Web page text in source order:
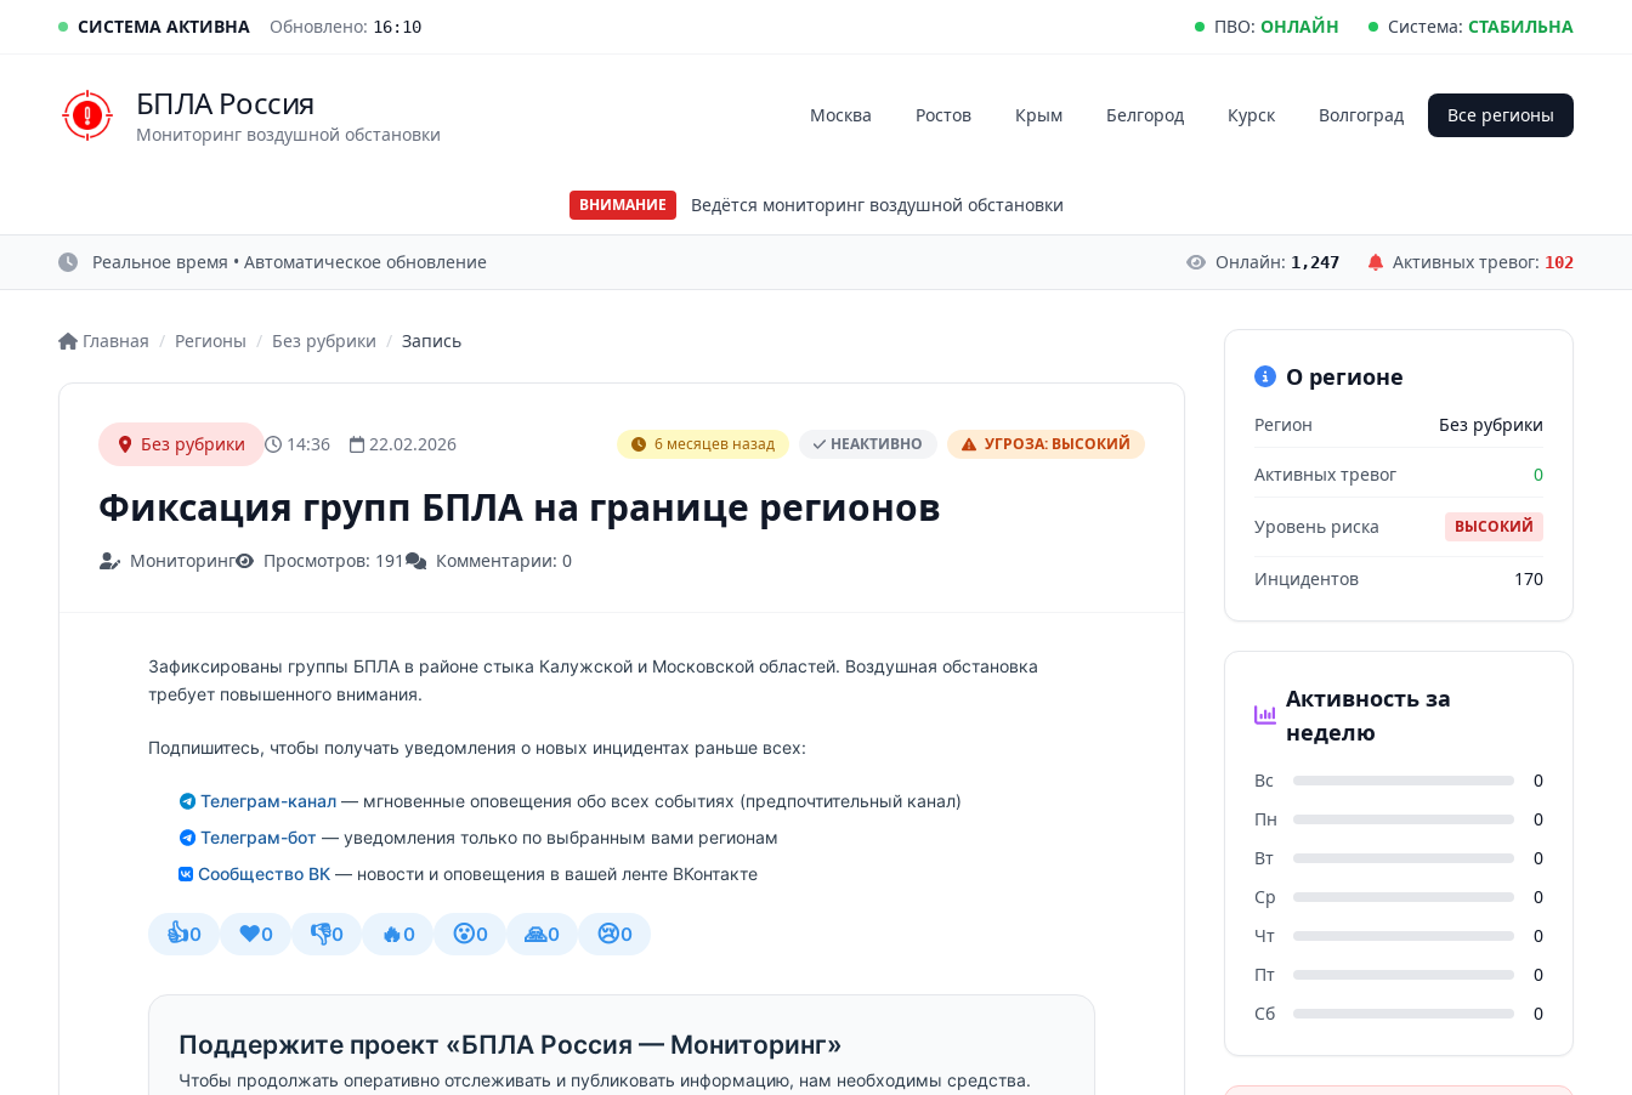
СИСТЕМА АКТИВНА Обновлено: 16:10 ПВО: ОНЛАЙН Система: СТАБИЛЬНА
БПЛА Россия
Мониторинг воздушной обстановки
Москва Ростов Крым Белгород Курск Волгоград Все регионы
ВНИМАНИЕ Ведётся мониторинг воздушной обстановки
Реальное время • Автоматическое обновление Онлайн: 1,247 Активных тревог: 102
Главная / Регионы / Без рубрики / Запись
Без рубрики 14:36 22.02.2026 6 месяцев назад НЕАКТИВНО УГРОЗА: ВЫСОКИЙ
Фиксация групп БПЛА на границе регионов
Мониторинг Просмотров: 191 Комментарии: 0
Зафиксированы группы БПЛА в районе стыка Калужской и Московской областей. Воздушная обстановка
требует повышенного внимания.
Подпишитесь, чтобы получать уведомления о новых инцидентах раньше всех:
Телеграм-канал— мгновенные оповещения обо всех событиях (предпочтительный канал)
Телеграм-бот — уведомления только по выбранным вами регионам
Сообщество ВК — новости и оповещения в вашей ленте ВКонтакте
👍0 ❤️0 👎0 🔥0 😮0 🙏0 😢0
Поддержите проект «БПЛА Россия — Мониторинг»
Чтобы продолжать оперативно отслеживать и публиковать информацию, нам необходимы средства.
О регионе
Регион Без рубрики
Активных тревог 0
Уровень риска ВЫСОКИЙ
Инцидентов 170
Активность за
неделю
Вс
0
Пн
0
Вт
0
Ср
0
Чт
0
Пт
0
Сб
0